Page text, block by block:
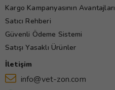
Kargo Kampanyasının Avantajları
Satıcı Rehberi
Güvenli Ödeme Sistemi
Satışı Yasaklı Ürünler
İletişim
info@vet-zon.com